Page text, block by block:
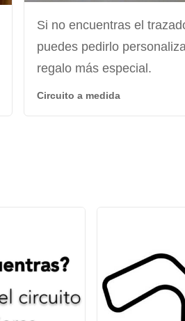
Si no encuentras el
puedes pedirlo
regalo más especial.
Circuito a medida